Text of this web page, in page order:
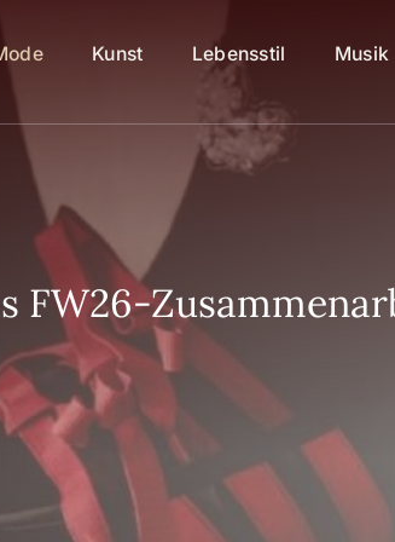
Kunst Lebensstil Musik
FW26-